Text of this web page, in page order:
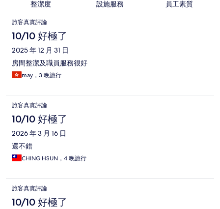
整潔度 設施服務 員工素質
評
論
旅客真實評論
10/10 好極了
2025 年 12 月 31 日
房間整潔及職員服務很好
may，3 晚旅行
旅客真實評論
10/10 好極了
2026 年 3 月 16 日
還不錯
CHING HSUN，4 晚旅行
旅客真實評論
10/10 好極了